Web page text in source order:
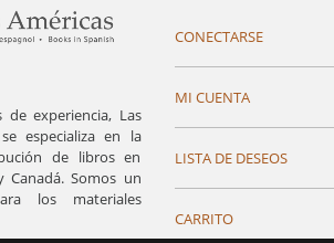
experiencia, Las
especializa en la
de libros en
Canadá. Somos un
los materiales
CONECTARSE
MI CUENTA
LISTA DE DESEOS
CARRITO